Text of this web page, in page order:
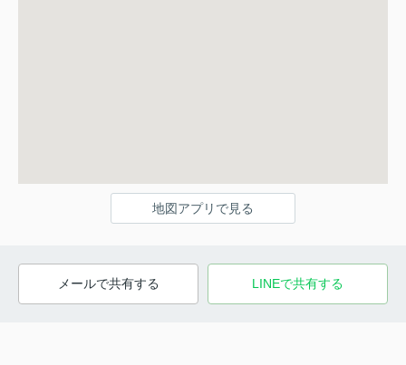
地図アプリで見る
メールで共有する LINEで共有する